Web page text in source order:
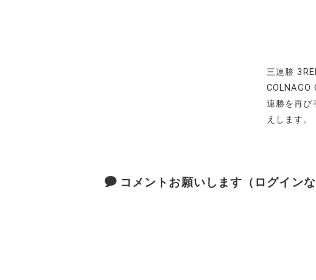
三連勝
COLNAGO
連勝を再び
えします。
コメントお願いします（ログイン